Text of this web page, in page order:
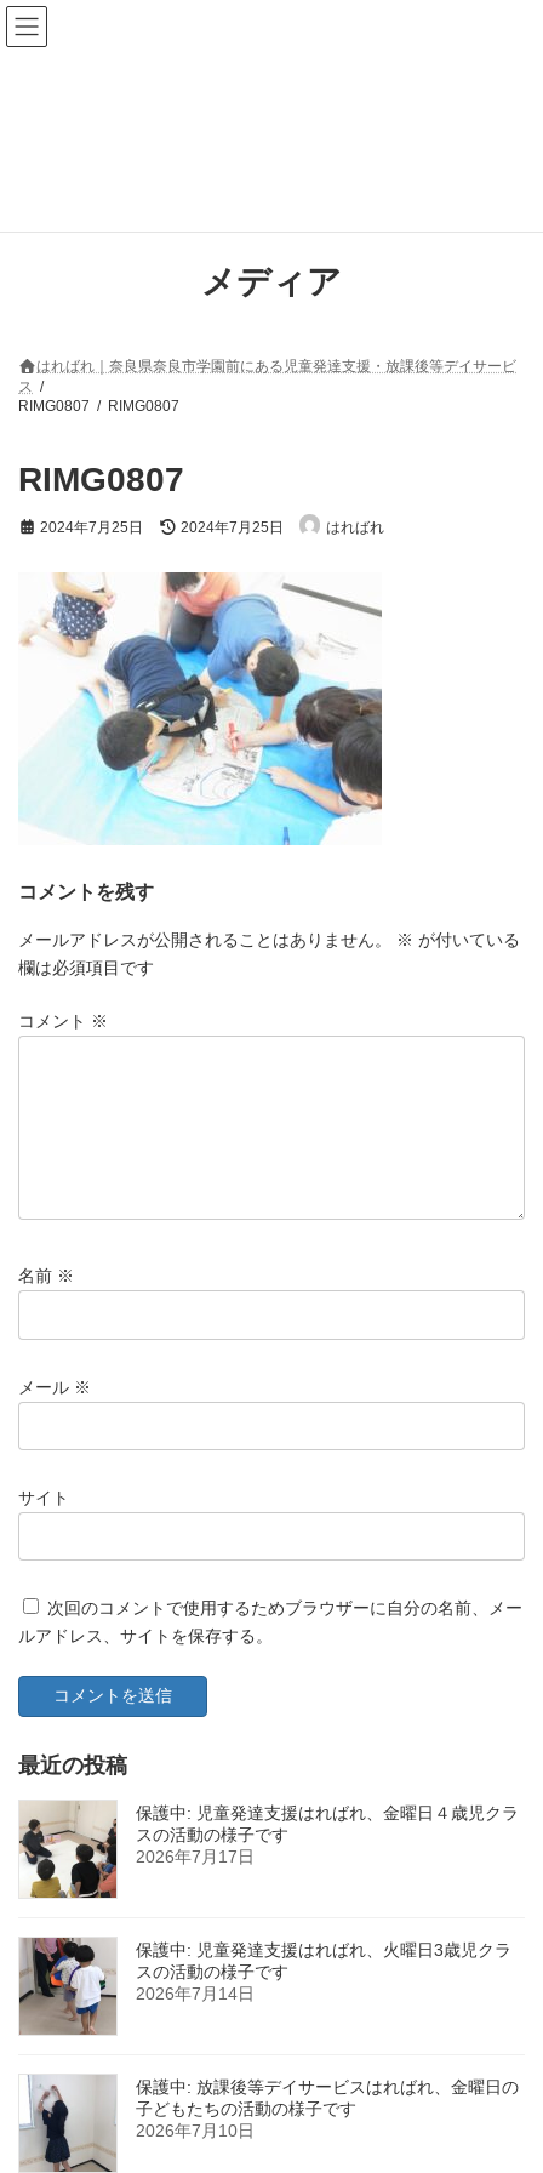
コ
ン
テ
ナ
ビ
ゲ
メディア
はればれ｜奈良県奈良市学園前にある児童発達支援・放課後等デイサービ
ス
RIMG0807
RIMG0807
RIMG0807
2024年7月25日
最
新
日
:
2024年7月25日 はればれ
コメントを残す
メールアドレスが公開されることはありません。 ※ が付いている
欄は必須項目です
コメント ※
名前 ※
メール ※
サイト
次回のコメントで使用するためブラウザーに自分の名前、メー
ルアドレス、サイトを保存する。
最近の投稿
保護中: 児童発達支援はればれ、金曜日４歳児クラ
スの活動の様子です
2026年7月17日
保護中: 児童発達支援はればれ、火曜日3歳児クラ
スの活動の様子です
2026年7月14日
保護中: 放課後等デイサービスはればれ、金曜日の
子どもたちの活動の様子です
2026年7月10日